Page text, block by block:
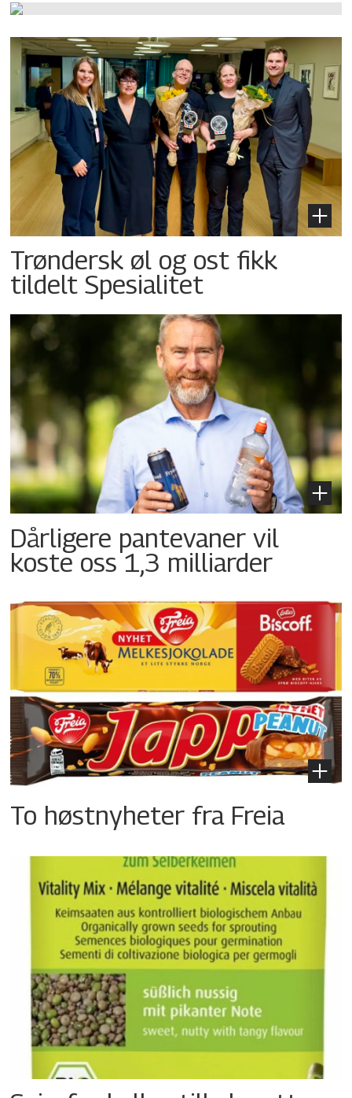
Trøndersk øl og ost fikk
tildelt Spesialitet
Dårligere pantevaner vil
koste oss 1,3 milliarder
To høstnyheter fra Freia